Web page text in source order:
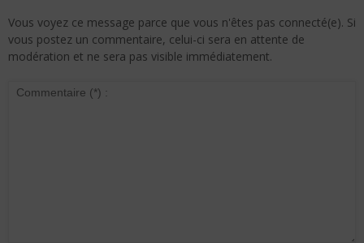
Vous voyez ce message parce que vous n'êtes pas connecté(e). Si
vous postez un commentaire, celui-ci sera en attente de
modération et ne sera pas visible immédiatement.